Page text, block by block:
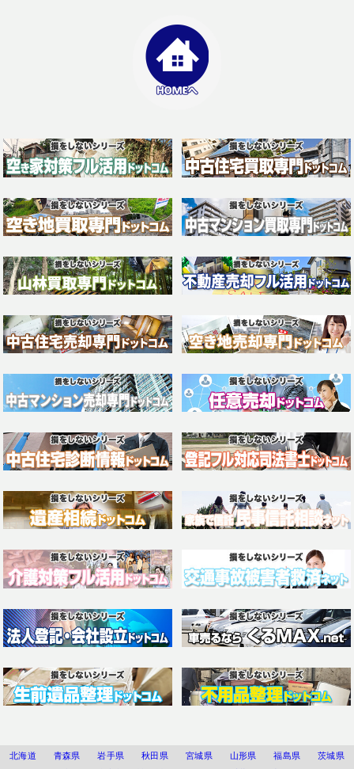
北海道 青森県 岩手県 秋田県 宮城県 山形県 福島県
茨城県